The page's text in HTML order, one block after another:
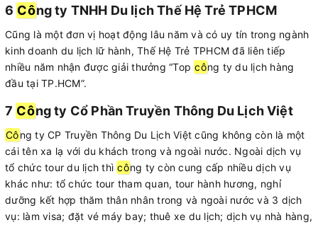
6 Công ty TNHH Du lịch Thế Hệ Trẻ TPHCM
Cũng là một đơn vị hoạt động lâu năm và có uy tín trong ngành
kinh doanh du lịch lữ hành, Thế Hệ Trẻ TPHCM đã liên tiếp
nhiều năm nhận được giải thưởng “Top công ty du lịch hàng
đầu tại TP.HCM”.
7 Công ty Cổ Phần Truyền Thông Du Lịch Việt
Công ty CP Truyền Thông Du Lịch Việt cũng không còn là một
cái tên xa lạ với du khách trong và ngoài nước. Ngoài dịch vụ
tổ chức tour du lịch thì công ty còn cung cấp nhiều dịch vụ
khác như: tổ chức tour tham quan, tour hành hương, nghỉ
dưỡng kết hợp thăm thân nhân trong và ngoài nước và 3 dịch
vụ: làm visa; đặt vé máy bay; thuê xe du lịch; dịch vụ nhà hàng,